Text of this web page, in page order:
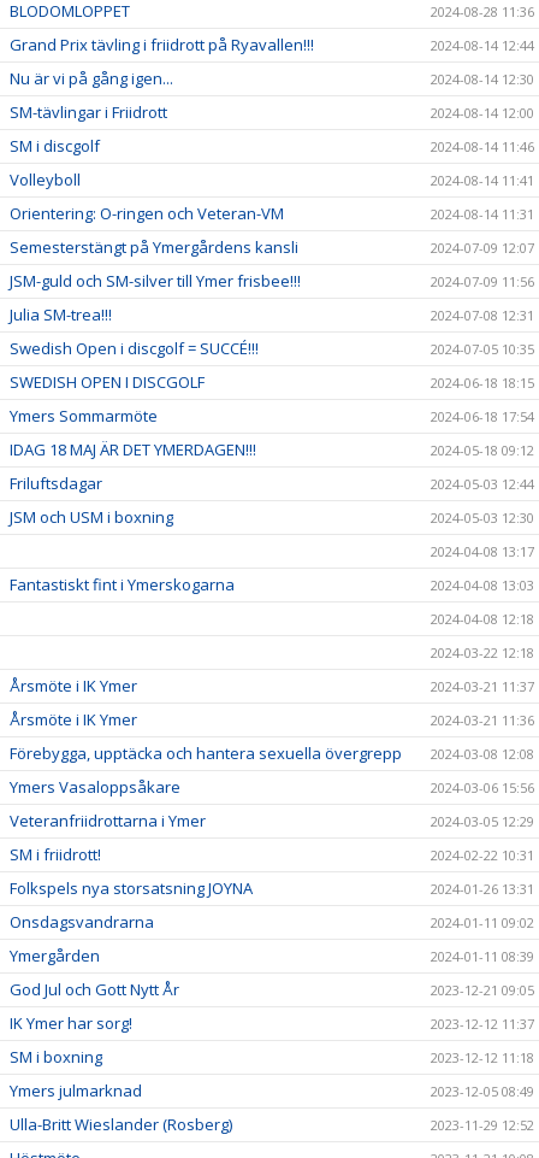
BLODOMLOPPET 2024-08-28 11:36
Grand Prix tävling i friidrott på Ryavallen!!! 2024-08-14 12:44
Nu är vi på gång igen... 2024-08-14 12:30
SM-tävlingar i Friidrott 2024-08-14 12:00
SM i discgolf 2024-08-14 11:46
Volleyboll 2024-08-14 11:41
Orientering: O-ringen och Veteran-VM 2024-08-14 11:31
Semesterstängt på Ymergårdens kansli 2024-07-09 12:07
JSM-guld och SM-silver till Ymer frisbee!!! 2024-07-09 11:56
Julia SM-trea!!! 2024-07-08 12:31
Swedish Open i discgolf = SUCCÉ!!! 2024-07-05 10:35
SWEDISH OPEN I DISCGOLF 2024-06-18 18:15
Ymers Sommarmöte 2024-06-18 17:54
IDAG 18 MAJ ÄR DET YMERDAGEN!!! 2024-05-18 09:12
Friluftsdagar 2024-05-03 12:44
JSM och USM i boxning
2024-05-03 12:30
2024-04-08 13:17
Fantastiskt fint i Ymerskogarna
2024-04-08 13:03
2024-04-08 12:18
2024-03-22 12:18
Årsmöte i IK Ymer 2024-03-21 11:37
Årsmöte i IK Ymer 2024-03-21 11:36
Förebygga, upptäcka och hantera sexuella övergrepp 2024-03-08 12:08
Ymers Vasaloppsåkare 2024-03-06 15:56
Veteranfriidrottarna i Ymer 2024-03-05 12:29
SM i friidrott! 2024-02-22 10:31
Folkspels nya storsatsning JOYNA 2024-01-26 13:31
Onsdagsvandrarna 2024-01-11 09:02
Ymergården 2024-01-11 08:39
God Jul och Gott Nytt År 2023-12-21 09:05
IK Ymer har sorg! 2023-12-12 11:37
SM i boxning 2023-12-12 11:18
Ymers julmarknad 2023-12-05 08:49
Ulla-Britt Wieslander (Rosberg) 2023-11-29 12:52